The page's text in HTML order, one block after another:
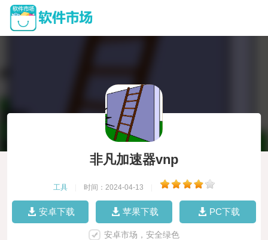
非凡加速器vnp
工具 时间：2024-04-13
安卓下载 苹果下载 PC下载
安卓市场，安全绿色